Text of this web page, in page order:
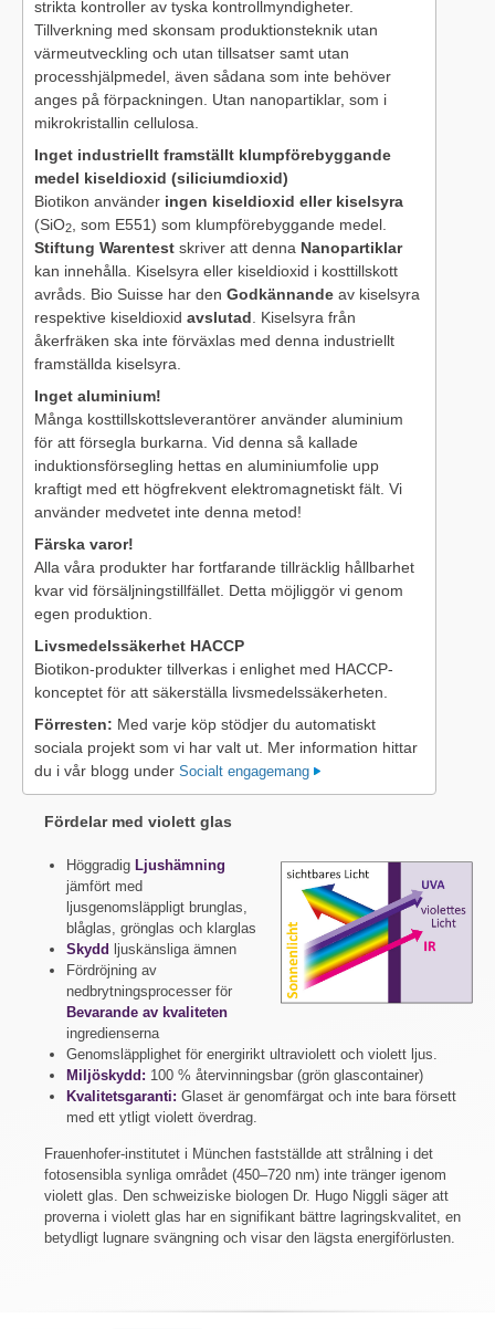
strikta kontroller av tyska kontrollmyndigheter.
Tillverkning med skonsam produktionsteknik utan
värmeutveckling och utan tillsatser samt utan
processhjälpmedel, även sådana som inte behöver
anges på förpackningen. Utan nanopartiklar, som i
mikrokristallin cellulosa.
Inget industriellt framställt klumpförebyggande
medel kiseldioxid (siliciumdioxid)
Biotikon använder ingen kiseldioxid eller kiselsyra
(SiO2
, som E551) som klumpförebyggande medel.
Stiftung Warentest skriver att denna Nanopartiklar
kan innehålla. Kiselsyra eller kiseldioxid i kosttillskott
avråds. Bio Suisse har den Godkännande av kiselsyra
respektive kiseldioxid avslutad . Kiselsyra från
åkerfräken ska inte förväxlas med denna industriellt
framställda kiselsyra.
Inget aluminium!
Många kosttillskottsleverantörer använder aluminium
för att försegla burkarna. Vid denna så kallade
induktionsförsegling hettas en aluminiumfolie upp
kraftigt med ett högfrekvent elektromagnetiskt fält. Vi
använder medvetet inte denna metod!
Färska varor!
Alla våra produkter har fortfarande tillräcklig hållbarhet
kvar vid försäljningstillfället. Detta möjliggör vi genom
egen produktion.
Livsmedelssäkerhet HACCP
Biotikon-produkter tillverkas i enlighet med HACCP-
konceptet för att säkerställa livsmedelssäkerheten.
Förresten: Med varje köp stödjer du automatiskt
sociala projekt som vi har valt ut. Mer information hittar
du i vår blogg under Socialt engagemang
Fördelar med violett glas
Höggradig Ljushämning
jämfört med
ljusgenomsläppligt brunglas,
blåglas, grönglas och klarglas
Skydd ljuskänsliga ämnen
Fördröjning av
nedbrytningsprocesser för
Bevarande av kvaliteten
ingredienserna
Genomsläpplighet för energirikt ultraviolett och violett ljus.
Miljöskydd: 100 % återvinningsbar (grön glascontainer)
Kvalitetsgaranti: Glaset är genomfärgat och inte bara försett
med ett ytligt violett överdrag.
Frauenhofer-institutet i München fastställde att strålning i det
fotosensibla synliga området (450–720 nm) inte tränger igenom
violett glas. Den schweiziske biologen Dr. Hugo Niggli säger att
proverna i violett glas har en signifikant bättre lagringskvalitet, en
betydligt lugnare svängning och visar den lägsta energiförlusten.